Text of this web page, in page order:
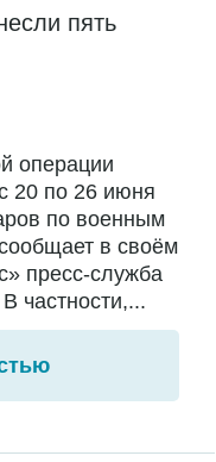
пять
операции
20 по 26 июня
по военным
в своём
пресс-служба
частности,...